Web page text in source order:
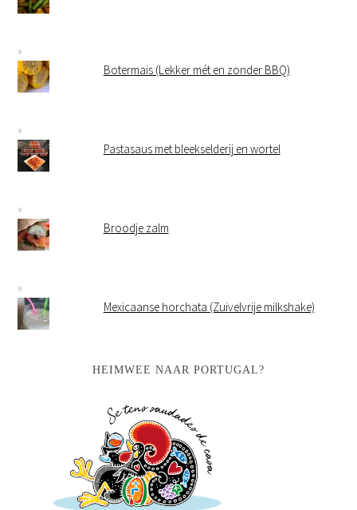
Botermais (Lekker mét en zonder BBQ)
Pastasaus met bleekselderij en wortel
Broodje zalm
Mexicaanse horchata (Zuivelvrije milkshake)
HEIMWEE NAAR PORTUGAL?